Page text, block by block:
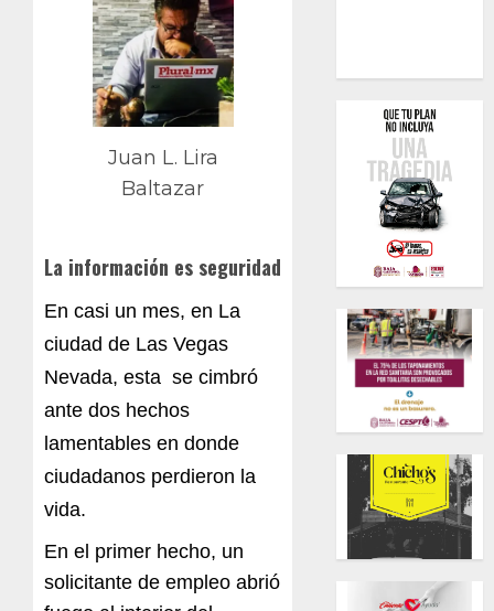
Juan L. Lira
Baltazar
La información es seguridad
En casi un mes, en La
ciudad de Las Vegas
Nevada, esta se cimbró
ante dos hechos
lamentables en donde
ciudadanos perdieron la
vida.
En el primer hecho, un
solicitante de empleo abrió